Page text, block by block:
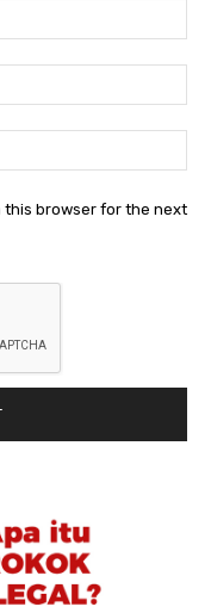
this browser for the next